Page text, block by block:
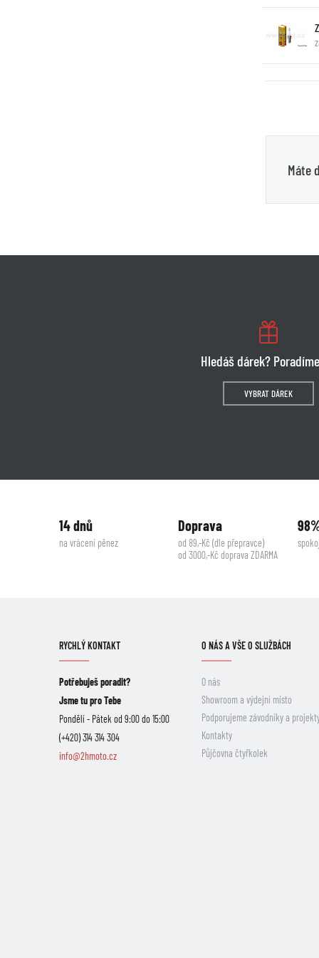
Máte
Hledáš dárek?
VYBRAT DÁREK
14 dnů
na vrácení pěnez
Doprava
od 89,-Kč (dle přepravce)
od 3000,-Kč doprava ZDARMA
RYCHLÝ KONTAKT
Potřebuješ poradit?
Jsme tu pro Tebe
Pondělí - Pátek od 9:00 do 15:00
(+420) 314 314 304
info@2hmoto.cz
O NÁS A VŠE O SLUŽBÁCH
O nás
Showroom a výdejní místo
Podporujeme závodníky a
Kontakty
Půjčovna čtyřkolek